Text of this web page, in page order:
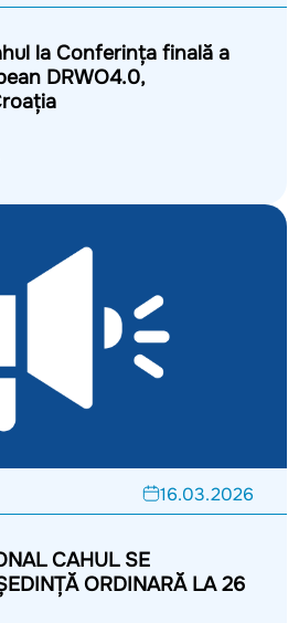
la Conferința finală a
DRWO4.0,
16.03.2026
CAHUL SE
ORDINARĂ LA 26